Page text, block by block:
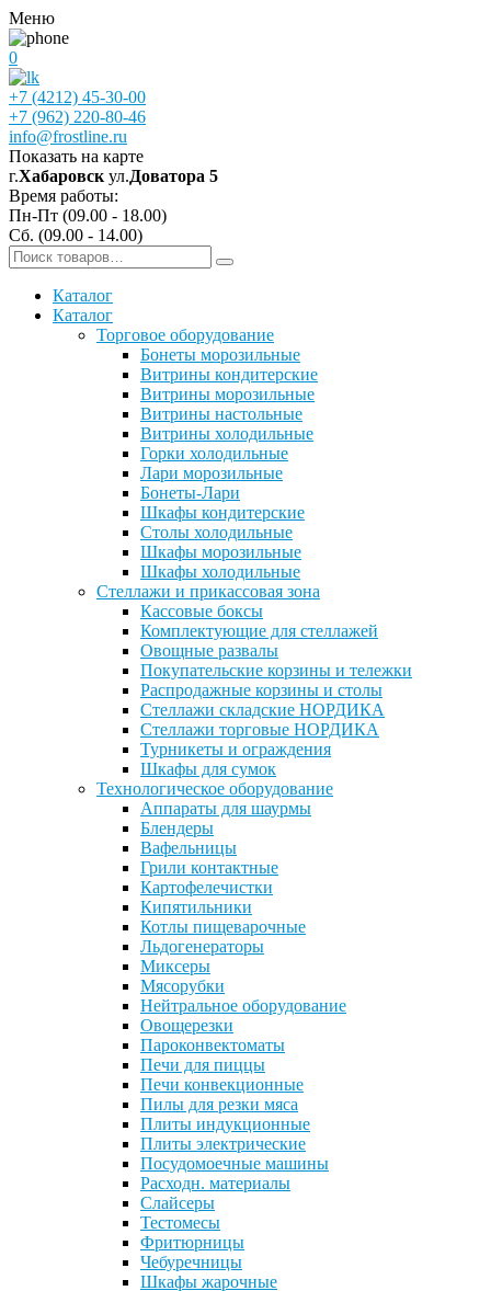
Меню
0
+7 (4212) 45-30-00
+7 (962) 220-80-46
info@frostline.ru
Показать на карте
г.Хабаровск ул.Доватора 5
Время работы:
Пн-Пт (09.00 - 18.00)
Сб. (09.00 - 14.00)
Каталог
Каталог
Торговое оборудование
Бонеты морозильные
Витрины кондитерские
Витрины морозильные
Витрины настольные
Витрины холодильные
Горки холодильные
Лари морозильные
Бонеты-Лари
Шкафы кондитерские
Столы холодильные
Шкафы морозильные
Шкафы холодильные
Стеллажи и прикассовая зона
Кассовые боксы
Комплектующие для стеллажей
Овощные развалы
Покупательские корзины и тележки
Распродажные корзины и столы
Стеллажи складские НОРДИКА
Стеллажи торговые НОРДИКА
Турникеты и ограждения
Шкафы для сумок
Технологическое оборудование
Аппараты для шаурмы
Блендеры
Вафельницы
Грили контактные
Картофелечистки
Кипятильники
Котлы пищеварочные
Льдогенераторы
Миксеры
Мясорубки
Нейтральное оборудование
Овощерезки
Пароконвектоматы
Печи для пиццы
Печи конвекционные
Пилы для резки мяса
Плиты индукционные
Плиты электрические
Посудомоечные машины
Расходн. материалы
Слайсеры
Тестомесы
Фритюрницы
Чебуречницы
Шкафы жарочные